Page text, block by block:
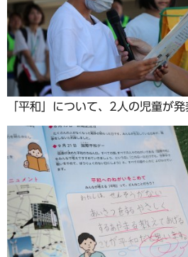
「平和」について、2人の児童が